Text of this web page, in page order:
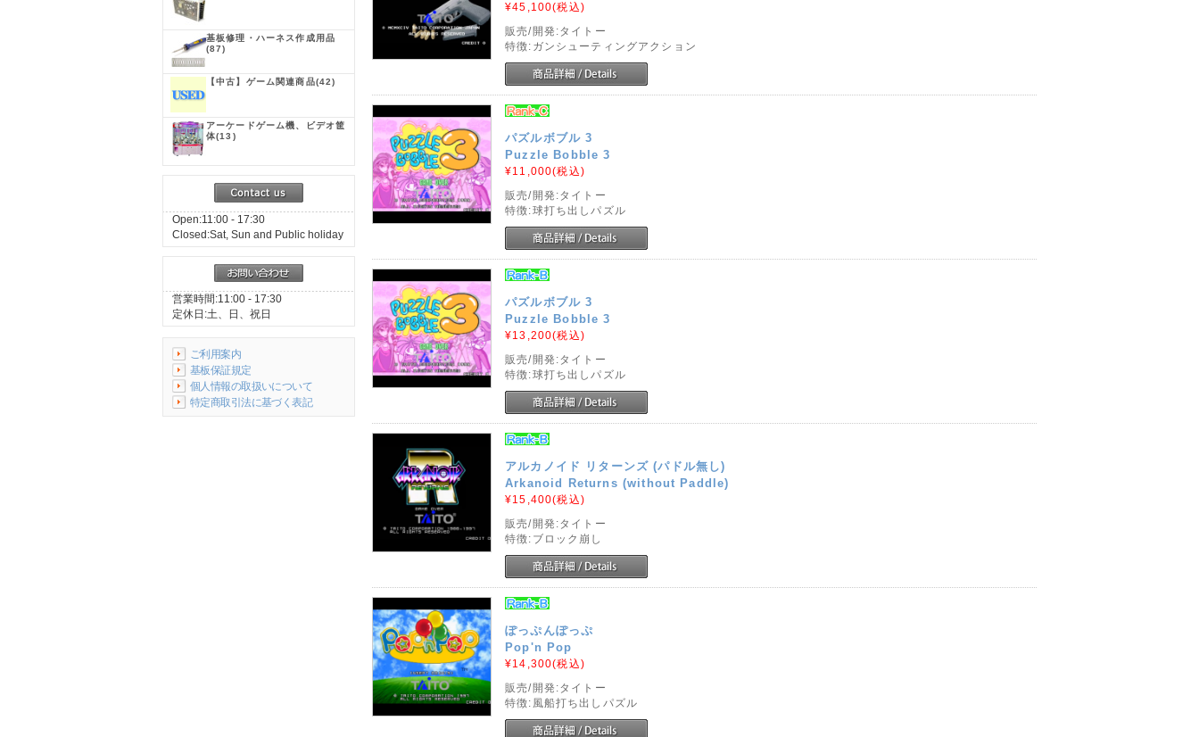
基板修理・ハーネス作成用品
(87)
【中古】ゲーム関連商品(42)
アーケードゲーム機、ビデオ筐
体(13)
Open:11:00 - 17:30
Closed:Sat, Sun and Public holiday
営業時間:11:00 - 17:30
定休日:土、日、祝日
ご利用案内
基板保証規定
個人情報の取扱いについて
特定商取引法に基づく表記
¥45,100(税込)
販売/開発:タイトー
特徴:ガンシューティングアクション
パズルボブル 3
Puzzle Bobble 3
¥11,000(税込)
販売/開発:タイトー
特徴:球打ち出しパズル
パズルボブル 3
Puzzle Bobble 3
¥13,200(税込)
販売/開発:タイトー
特徴:球打ち出しパズル
アルカノイド リターンズ (パドル無し)
Arkanoid Returns (without Paddle)
¥15,400(税込)
販売/開発:タイトー
特徴:ブロック崩し
ぽっぷんぽっぷ
Pop'n Pop
¥14,300(税込)
販売/開発:タイトー
特徴:風船打ち出しパズル